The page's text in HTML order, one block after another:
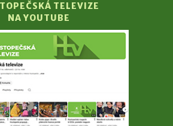
TELEVIZE
NA YOUTUBE